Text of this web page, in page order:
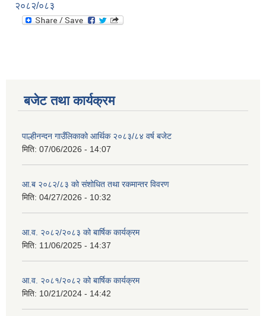
२०८२/०८३
बजेट तथा कार्यक्रम
पाल्हीनन्दन गाउँलिकाको आर्थिक २०८३/८४ वर्ष बजेट
मिति: 07/06/2026 - 14:07
आ.ब २०८२/८३ को संशोधित तथा रकमान्तर विवरण
मिति: 04/27/2026 - 10:32
आ.व. २०८२/२०८३ को बार्षिक कार्यक्रम
मिति: 11/06/2025 - 14:37
आ.व. २०८१/२०८२ को बार्षिक कार्यक्रम
मिति: 10/21/2024 - 14:42